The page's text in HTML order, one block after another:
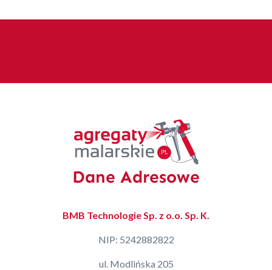
Dane Adresowe
BMB Technologie Sp. z o.o. Sp. K.
NIP: 5242882822
ul. Modlińska 205